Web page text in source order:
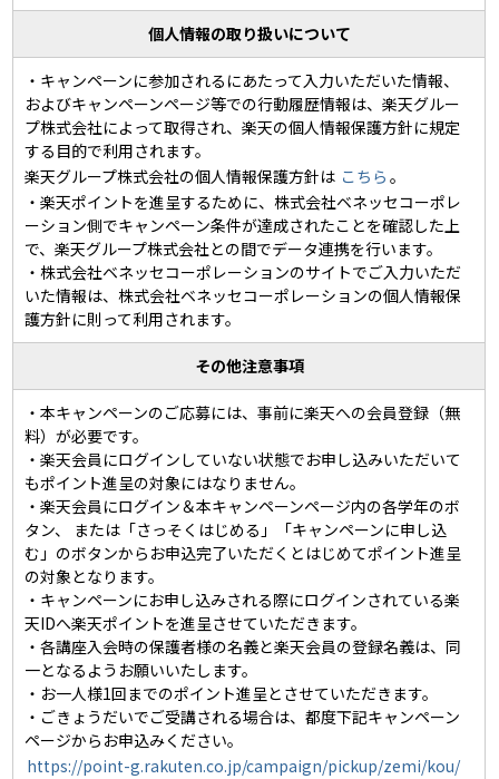
個人情報の取り扱いについて
・キャンペーンに参加されるにあたって入力いただいた情報、
およびキャンペーンページ等での行動履歴情報は、楽天グルー
プ株式会社によって取得され、楽天の個人情報保護方針に規定
する目的で利用されます。
楽天グループ株式会社の個人情報保護方針は こちら 。
・楽天ポイントを進呈するために、株式会社ベネッセコーポレ
ーション側でキャンペーン条件が達成されたことを確認した上
で、楽天グループ株式会社との間でデータ連携を行います。
・株式会社ベネッセコーポレーションのサイトでご入力いただ
いた情報は、株式会社ベネッセコーポレーションの個人情報保
護方針に則って利用されます。
その他注意事項
・本キャンペーンのご応募には、事前に楽天への会員登録（無
料）が必要です。
・楽天会員にログインしていない状態でお申し込みいただいて
もポイント進呈の対象にはなりません。
・楽天会員にログイン＆本キャンペーンページ内の各学年のボ
タン、 または「さっそくはじめる」「キャンペーンに申し込
む」のボタンからお申込完了いただくとはじめてポイント進呈
の対象となります。
・キャンペーンにお申し込みされる際にログインされている楽
天IDへ楽天ポイントを進呈させていただきます。
・各講座入会時の保護者様の名義と楽天会員の登録名義は、同
一となるようお願いいたします。
・お一人様1回までのポイント進呈とさせていただきます。
・ごきょうだいでご受講される場合は、都度下記キャンペーン
ページからお申込みください。
https://point-g.rakuten.co.jp/campaign/pickup/zemi/kou/